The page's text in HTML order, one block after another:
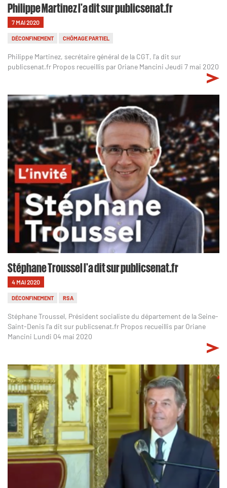
Philippe Martinez l'a dit sur publicsenat.fr
7 MAI 2020
DÉCONFINEMENT CHÔMAGE PARTIEL
Philippe Martinez, secrétaire général de la CGT, l'a dit sur
publicsenat.fr Propos recueillis par Oriane Mancini Jeudi 7 mai 2020
Stéphane Troussel l'a dit sur publicsenat.fr
4 MAI 2020
DÉCONFINEMENT RSA
Stéphane Troussel, Président socialiste du département de la Seine-
Saint-Denis l'a dit sur publicsenat.fr Propos recueillis par Oriane
Mancini Lundi 04 mai 2020